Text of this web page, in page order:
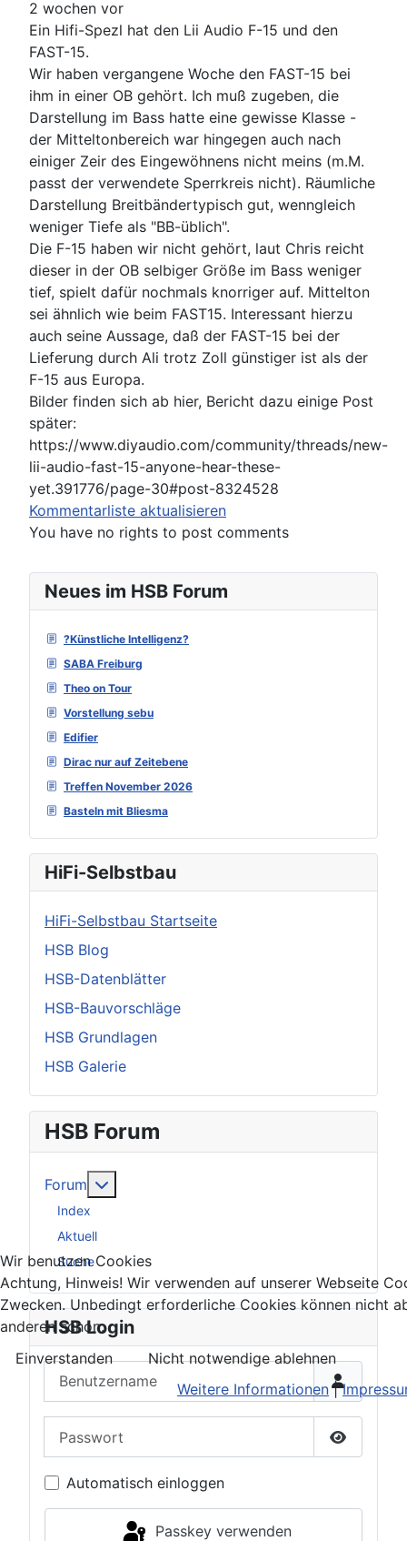
Neues im HSB Forum
?Künstliche Intelligenz?
SABA Freiburg
Theo on Tour
Vorstellung sebu
Edifier
Dirac nur auf Zeitebene
Treffen November 2026
Basteln mit Bliesma
HiFi-Selbstbau
HiFi-Selbstbau Startseite
HSB Blog
HSB-Datenblätter
HSB-Bauvorschläge
HSB Grundlagen
HSB Galerie
HSB Forum
Forum
Index
Aktuell
Suche
HSB Login
Benutzername
Passwort
Automatisch einloggen
Passkey verwenden
2 wochen vor
Ein Hifi-Spezl hat den Lii Audio F-15 und den
FAST-15.
Wir haben vergangene Woche den FAST-15 bei
ihm in einer OB gehört. Ich muß zugeben, die
Darstellung im Bass hatte eine gewisse Klasse -
der Mitteltonbereich war hingegen auch nach
einiger Zeir des Eingewöhnens nicht meins (m.M.
passt der verwendete Sperrkreis nicht). Räumliche
Darstellung Breitbändertypisch gut, wenngleich
weniger Tiefe als "BB-üblich".
Die F-15 haben wir nicht gehört, laut Chris reicht
dieser in der OB selbiger Größe im Bass weniger
tief, spielt dafür nochmals knorriger auf. Mittelton
sei ähnlich wie beim FAST15. Interessant hierzu
auch seine Aussage, daß der FAST-15 bei der
Lieferung durch Ali trotz Zoll günstiger ist als der
F-15 aus Europa.
Bilder finden sich ab hier, Bericht dazu einige Post
später:
https://www.diyaudio.com/community/threads/new-
lii-audio-fast-15-anyone-hear-these-
yet.391776/page-30#post-8324528
Kommentarliste aktualisieren
You have no rights to post comments
Wir benutzen Cookies
Achtung, Hinweis! Wir verwenden auf unserer Webseite
Zwecken. Unbedingt erforderliche Cookies können nicht
anderen schon.
Einverstanden
Nicht notwendige ablehnen
Weitere Informationen|